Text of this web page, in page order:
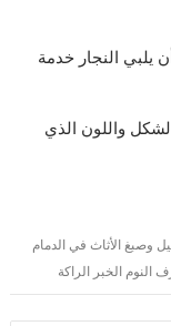
يلبي النجار خدمة
واللون الذي
وصبغ الأثاث في الدمام
النوم الخبر الراكة